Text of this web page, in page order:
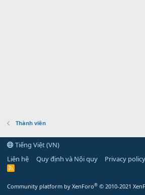
Thành viên
Tiếng Việt (VN)
Liên hệ
Quy định và Nội quy Privacy policy
R
Community platform by XenForo® © 2010-2021